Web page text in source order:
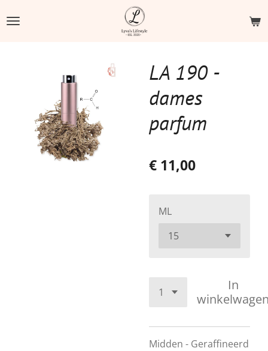
direct
LA 190 -
dames
parfum
€ 11,00
ML
In
Midden - Geraffineerd